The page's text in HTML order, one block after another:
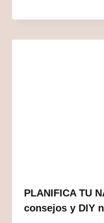
PLANIFICA TU
consejos y DIY